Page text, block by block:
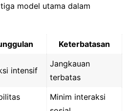
model utama dalam
Keterbatasan
intensif
Jangkauan
terbatas
Minim interaksi